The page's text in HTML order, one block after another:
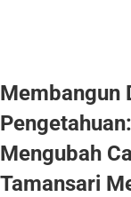
Membangun
Mengubah
Tamansari